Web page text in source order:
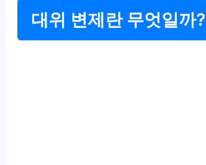
대위 변제란 무엇일까?